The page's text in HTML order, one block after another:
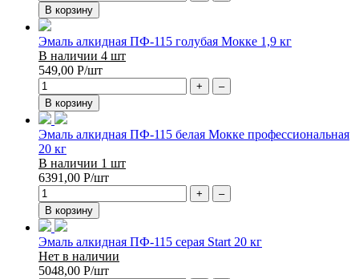
В корзину
Эмаль алкидная ПФ-115 голубая Мокке 1,9 кг
В наличии 4 шт
549,00 Р/шт
+
–
В корзину
Эмаль алкидная ПФ-115 белая Мокке профессиональная
20 кг
В наличии 1 шт
6391,00 Р/шт
+
–
В корзину
Эмаль алкидная ПФ-115 серая Start 20 кг
Нет в наличии
5048,00 Р/шт